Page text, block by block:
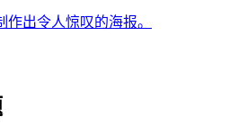
作出令人惊叹的海报。